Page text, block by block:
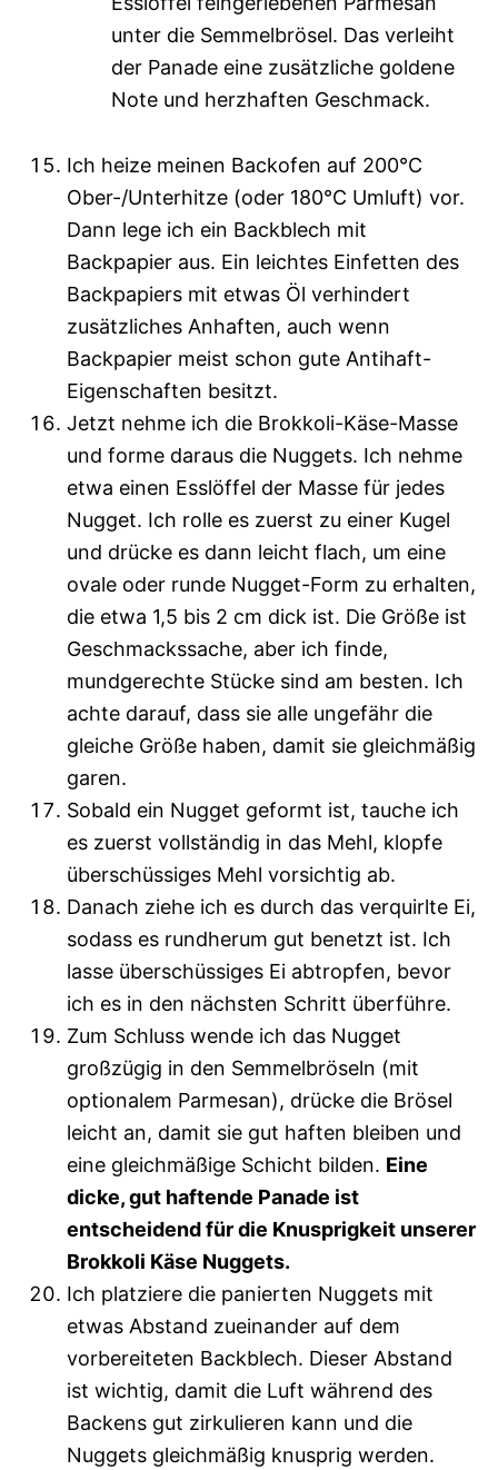
unter die Semmelbrösel. Das verleiht
der Panade eine zusätzliche goldene
Note und herzhaften Geschmack.
Ich heize meinen Backofen auf 200°C
Ober-/Unterhitze (oder 180°C Umluft) vor.
Dann lege ich ein Backblech mit
Backpapier aus. Ein leichtes Einfetten des
Backpapiers mit etwas Öl verhindert
zusätzliches Anhaften, auch wenn
Backpapier meist schon gute Antihaft-
Eigenschaften besitzt.
Jetzt nehme ich die Brokkoli-Käse-Masse
und forme daraus die Nuggets. Ich nehme
etwa einen Esslöffel der Masse für jedes
Nugget. Ich rolle es zuerst zu einer Kugel
und drücke es dann leicht flach, um eine
ovale oder runde Nugget-Form zu erhalten,
die etwa 1,5 bis 2 cm dick ist. Die Größe ist
Geschmackssache, aber ich finde,
mundgerechte Stücke sind am besten. Ich
achte darauf, dass sie alle ungefähr die
gleiche Größe haben, damit sie gleichmäßig
garen.
Sobald ein Nugget geformt ist, tauche ich
es zuerst vollständig in das Mehl, klopfe
überschüssiges Mehl vorsichtig ab.
Danach ziehe ich es durch das verquirlte Ei,
sodass es rundherum gut benetzt ist. Ich
lasse überschüssiges Ei abtropfen, bevor
ich es in den nächsten Schritt überführe.
Zum Schluss wende ich das Nugget
großzügig in den Semmelbröseln (mit
optionalem Parmesan), drücke die Brösel
leicht an, damit sie gut haften bleiben und
eine gleichmäßige Schicht bilden. Eine
dicke, gut haftende Panade ist
entscheidend für die Knusprigkeit unserer
Brokkoli Käse Nuggets.
Ich platziere die panierten Nuggets mit
etwas Abstand zueinander auf dem
vorbereiteten Backblech. Dieser Abstand
ist wichtig, damit die Luft während des
Backens gut zirkulieren kann und die
Nuggets gleichmäßig knusprig werden.